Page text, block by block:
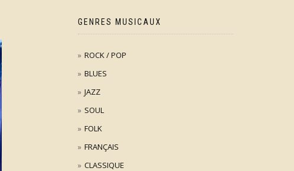
GENRES MUSICAUX
ROCK / POP
BLUES
JAZZ
SOUL
FOLK
FRANÇAIS
CLASSIQUE